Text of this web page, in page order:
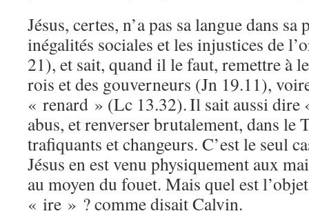
Jésus, certes, n’a pas sa langue dans
inégalités sociales et les injustices de
21), et sait, quand il le faut, remettre à
rois et des gouverneurs (Jn 19.11),
« renard » (Lc 13.32).Il sait aussi dire
abus, et renverser brutalement, dans le
trafiquants et changeurs. C’est le seul
Jésus en est venu physiquement aux
au moyen du fouet. Mais quel est
« ire » ? comme disait Calvin.